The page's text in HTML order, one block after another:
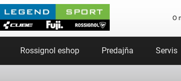
O
Rossignol eshop Predajňa Servis